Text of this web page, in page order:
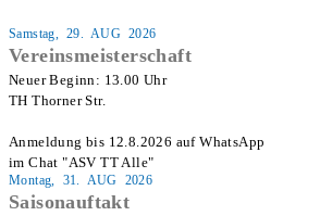
Samstag, 29. AUG 2026
Vereinsmeisterschaft
Neuer Beginn: 13.00 Uhr
TH Thorner Str.
Anmeldung bis 12.8.2026 auf WhatsApp
im Chat "ASV TT Alle"
Montag, 31. AUG 2026
Saisonauftakt